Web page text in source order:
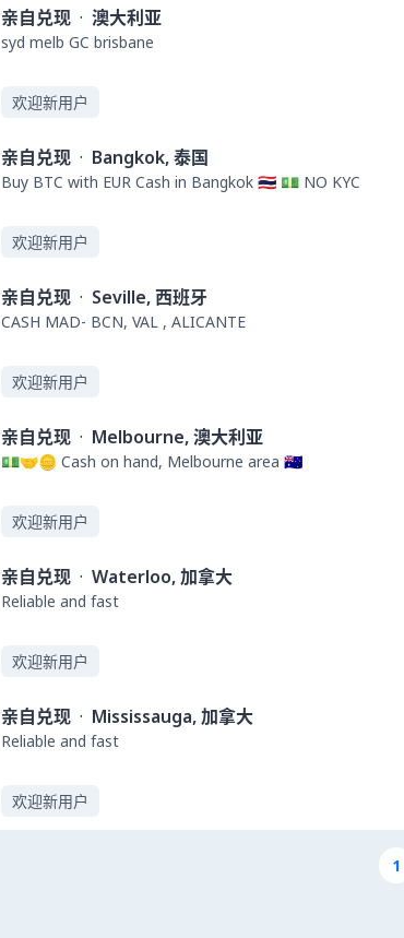
亲自兑现 · 澳大利亚
syd melb GC brisbane
欢迎新用户
亲自兑现 · Bangkok, 泰国
Buy BTC with EUR Cash in Bangkok 🇹🇭 💵 NO KYC
欢迎新用户
亲自兑现 · Seville, 西班牙
CASH MAD- BCN, VAL , ALICANTE
欢迎新用户
亲自兑现 · Melbourne, 澳大利亚
💵🤝🪙 Cash on hand, Melbourne area 🇦🇺
欢迎新用户
亲自兑现 · Waterloo, 加拿大
Reliable and fast
欢迎新用户
亲自兑现 · Mississauga, 加拿大
Reliable and fast
欢迎新用户
1